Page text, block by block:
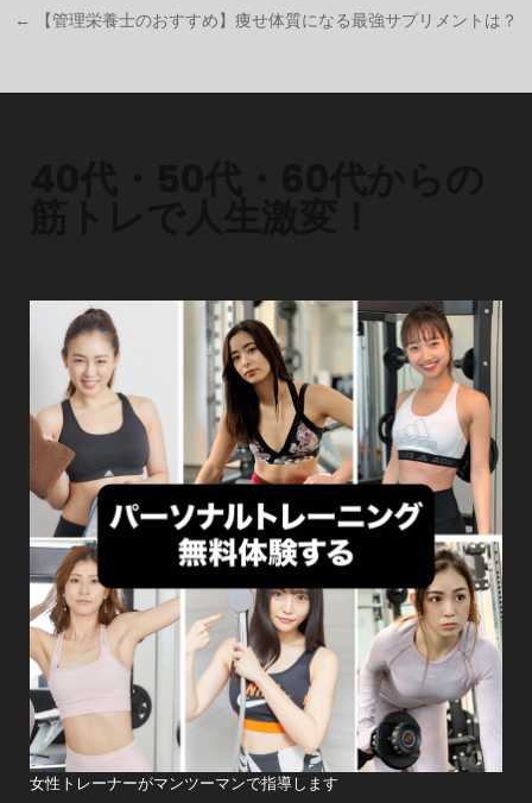
ビ
← 【管理栄養士のおすすめ】痩せ体質になる最強サプリメントは？
女性トレーナーがマンツーマンで指導します